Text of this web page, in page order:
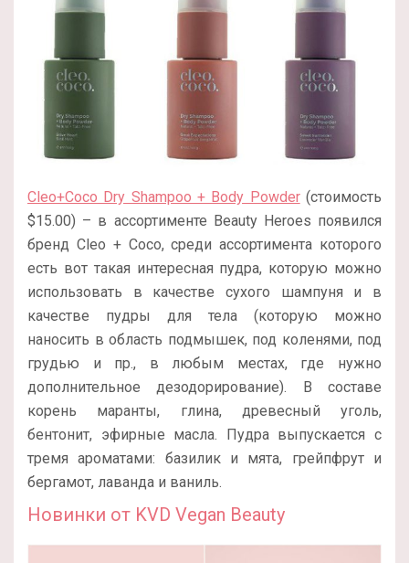
Cleo+Coco Dry Shampoo + Body Powder(стоимость
$15.00) – в ассортименте Beauty Heroes появился
бренд Cleo + Coco, среди ассортимента которого
есть вот такая интересная пудра, которую можно
использовать в качестве сухого шампуня и в
качестве пудры для тела (которую можно
наносить в область подмышек, под коленями, под
грудью и пр., в любым местах, где нужно
дополнительное дезодорирование). В составе
корень маранты, глина, древесный уголь,
бентонит, эфирные масла. Пудра выпускается с
тремя ароматами: базилик и мята, грейпфрут и
бергамот, лаванда и ваниль.
Новинки от KVD Vegan Beauty